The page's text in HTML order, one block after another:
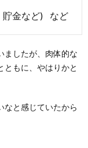
貯金など) など
ましたが、肉体的な
ともに、やはりかと
なと感じていたから